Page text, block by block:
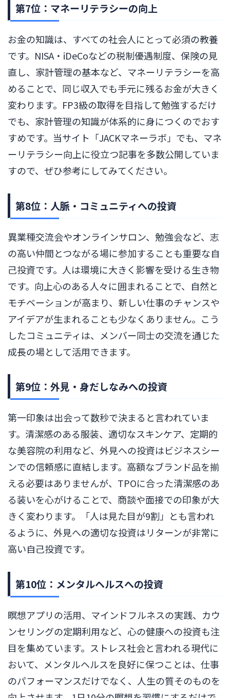
第7位：マネーリテラシーの向上
お金の知識は、すべての社会人にとって必須の教養
です。NISA・iDeCoなどの税制優遇制度、保険の見
直し、家計管理の基本など、マネーリテラシーを高
めることで、同じ収入でも手元に残るお金が大きく
変わります。FP3級の取得を目指して勉強するだけ
でも、家計管理の知識が体系的に身につくのでおす
すめです。当サイト「JACKマネーラボ」でも、マネ
ーリテラシー向上に役立つ記事を多数公開していま
すので、ぜひ参考にしてみてください。
第8位：人脈・コミュニティへの投資
異業種交流会やオンラインサロン、勉強会など、志
の高い仲間とつながる場に参加することも重要な自
己投資です。人は環境に大きく影響を受ける生き物
です。向上心のある人々に囲まれることで、自然と
モチベーションが高まり、新しい仕事のチャンスや
アイデアが生まれることも少なくありません。こう
したコミュニティは、メンバー同士の交流を通じた
成長の場として活用できます。
第9位：外見・身だしなみへの投資
第一印象は出会って数秒で決まると言われていま
す。清潔感のある服装、適切なスキンケア、定期的
な美容院の利用など、外見への投資はビジネスシー
ンでの信頼感に直結します。高額なブランド品を揃
える必要はありませんが、TPOに合った清潔感のあ
る装いを心がけることで、商談や面接での印象が大
きく変わります。「人は見た目が9割」とも言われ
るように、外見への適切な投資はリターンが非常に
高い自己投資です。
第10位：メンタルヘルスへの投資
瞑想アプリの活用、マインドフルネスの実践、カウ
ンセリングの定期利用など、心の健康への投資も注
目を集めています。ストレス社会と言われる現代に
おいて、メンタルヘルスを良好に保つことは、仕事
のパフォーマンスだけでなく、人生の質そのものを